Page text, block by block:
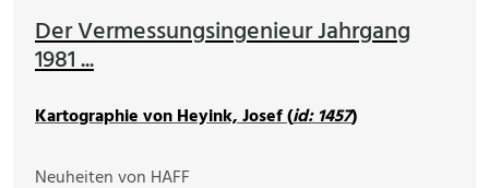
Der Vermessungsingenieur Jahrgang
1981 ...
Kartographie von Heyink, Josef (id: 1457)
Neuheiten von HAFF